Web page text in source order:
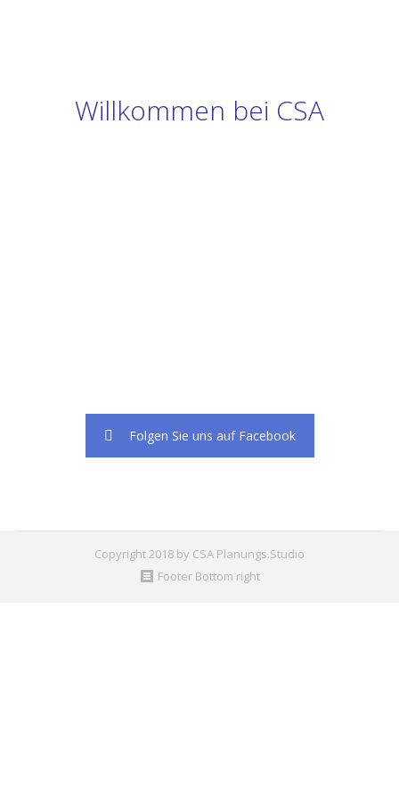
Willkommen bei CSA
Folgen Sie uns auf Facebook
Copyright 2018 by CSA Planungs.Studio
Footer Bottom right